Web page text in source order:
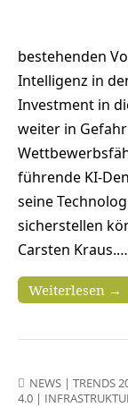
bestehenden
Intelligenz in
Investment in
weiter in
führende KI-
seine
sicherstellen
Carsten Kraus.…
Weiterlesen →
NEWS | TRENDS
4.0 |